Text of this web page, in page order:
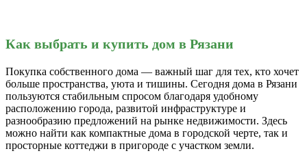
Как выбрать и купить дом в Рязани
Покупка собственного дома — важный шаг для тех, кто хочет
больше пространства, уюта и тишины. Сегодня дома в Рязани
пользуются стабильным спросом благодаря удобному
расположению города, развитой инфраструктуре и
разнообразию предложений на рынке недвижимости. Здесь
можно найти как компактные дома в городской черте, так и
просторные коттеджи в пригороде с участком земли.